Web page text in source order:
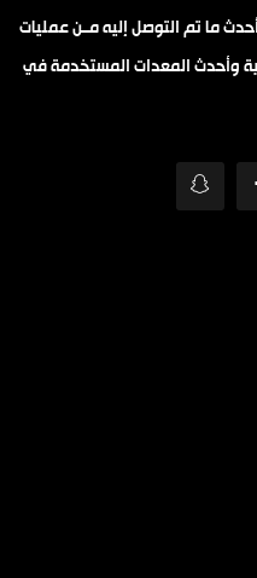
ما تم التوصل إليه مــن عمليات
وأحدث المعدات المستخدمة في